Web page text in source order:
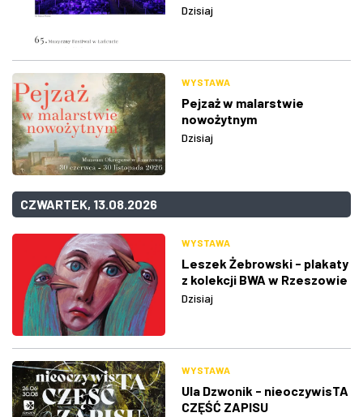
Dzisiaj
WYSTAWA
Pejzaż w malarstwie
nowożytnym
Dzisiaj
CZWARTEK, 13.08.2026
WYSTAWA
Leszek Żebrowski - plakaty
z kolekcji BWA w Rzeszowie
Dzisiaj
WYSTAWA
Ula Dzwonik - nieoczywisTA
CZĘŚĆ ZAPISU